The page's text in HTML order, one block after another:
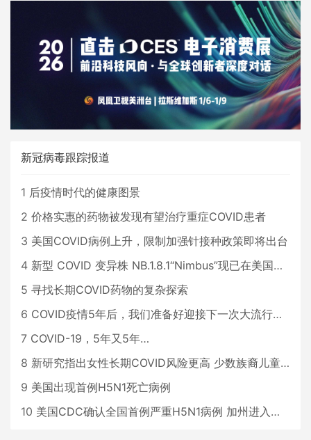
新冠病毒跟踪报道
1 后疫情时代的健康图景
2 价格实惠的药物被发现有望治疗重症COVID患者
3 美国COVID病例上升，限制加强针接种政策即将出台
4 新型 COVID 变异株 NB.1.8.1“Nimbus”现已在美国占据主导地位
5 寻找长期COVID药物的复杂探索
6 COVID疫情5年后，我们准备好迎接下一次大流行了吗？
7 COVID-19，5年又5年…
8 新研究指出女性长期COVID风险更高 少数族裔儿童存在差异
9 美国出现首例H5N1死亡病例
10 美国CDC确认全国首例严重H5N1病例 加州进入紧急状态